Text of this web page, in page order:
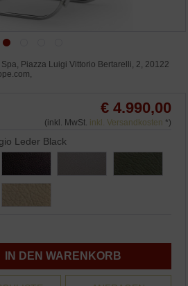
Piazza Luigi Vittorio Bertarelli, 2, 20122
€ 4.990,00
(inkl. MwSt. inkl. Versandkosten *)
Leder Black
IN DEN WARENKORB